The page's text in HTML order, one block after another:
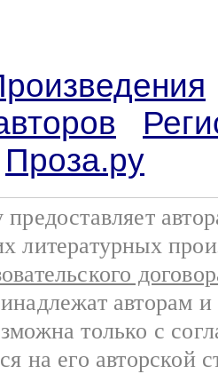
Проза.ру
литературных
авторам
только с
на его авторской